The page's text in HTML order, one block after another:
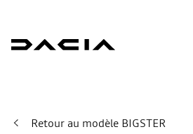
Retour au modèle BIGSTER